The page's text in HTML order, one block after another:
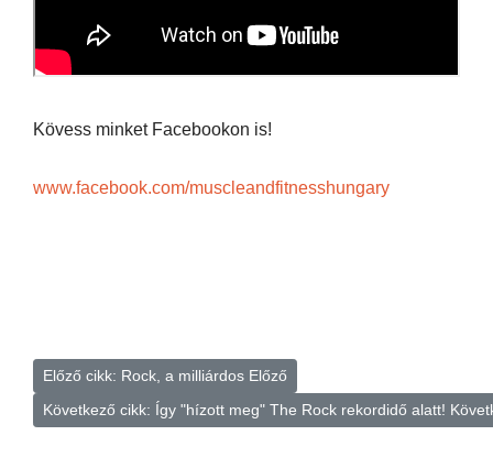
Kövess minket Facebookon is!
www.facebook.com/muscleandfitnesshungary
Előző cikk: Rock, a milliárdos Előző
Következő cikk: Így "hízott meg" The Rock rekordidő alatt!